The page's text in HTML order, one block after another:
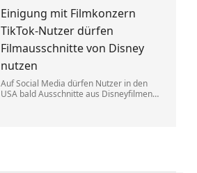
sich dabei illegalerweise abgesprochen
zu haben. Sie einigten sich mit der Justiz –
und liefern jetzt im großen Stil.
Einigung mit Filmkonzern
TikTok-Nutzer dürfen
Filmausschnitte von Disney
nutzen
Auf Social Media dürfen Nutzer in den
USA bald Ausschnitte aus Disneyfilmen